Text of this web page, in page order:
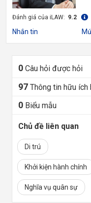
Đánh giá của iLAW: 9.2
Nhắn tin
0 Câu hỏi được hỏi
97 Thông tin hữu ích
0 Biểu mẫu
Chủ đề liên quan
Di trú
Khởi kiện hành chính
Nghĩa vụ quân sự